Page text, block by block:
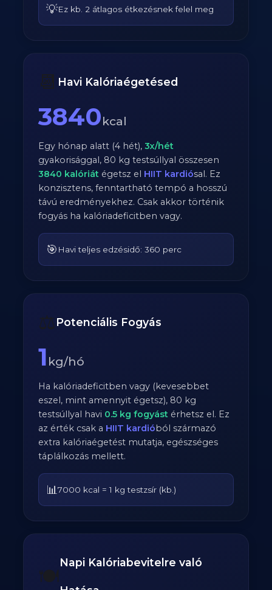
💡Ez kb. 2 átlagos étkezésnek felel meg
📆 Havi Kalóriaégetésed
3840kcal
Egy hónap alatt (4 hét),3x/hét
gyakorisággal, 80 kg testsúllyal összesen
3840 kalóriát égetsz el HIIT kardiósal. Ez
konzisztens, fenntartható tempó a hosszú
távú eredményekhez. Csak akkor történik
fogyás ha kalóriadeficitben vagy.
🎯 Havi teljes edzésidő: 360 perc
⚖️ Potenciális Fogyás
1 kg/hó
Ha kalóriadeficitben vagy (kevesebbet
eszel, mint amennyit égetsz), 80 kg
testsúllyal havi 0.5 kg fogyást érhetsz el. Ez
az érték csak a HIIT kardióból származó
extra kalóriaégetést mutatja, egészséges
táplálkozás mellett.
📊7000 kcal = 1 kg testzsír (kb.)
🍽️
Napi Kalóriabevitelre való